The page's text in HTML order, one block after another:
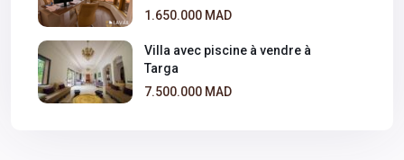
1.650.000 MAD
Villa avec piscine à vendre à
Targa
7.500.000 MAD